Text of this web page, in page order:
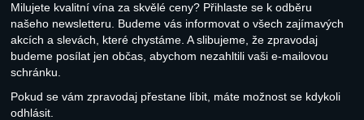
Milujete kvalitní vína za skvělé ceny? Přihlaste se k odběru
našeho newsletteru. Budeme vás informovat o všech zajímavých
akcích a slevách, které chystáme. A slibujeme, že zpravodaj
budeme posílat jen občas, abychom nezahltili vaši e-mailovou
schránku.
Pokud se vám zpravodaj přestane líbit, máte možnost se kdykoli
odhlásit.